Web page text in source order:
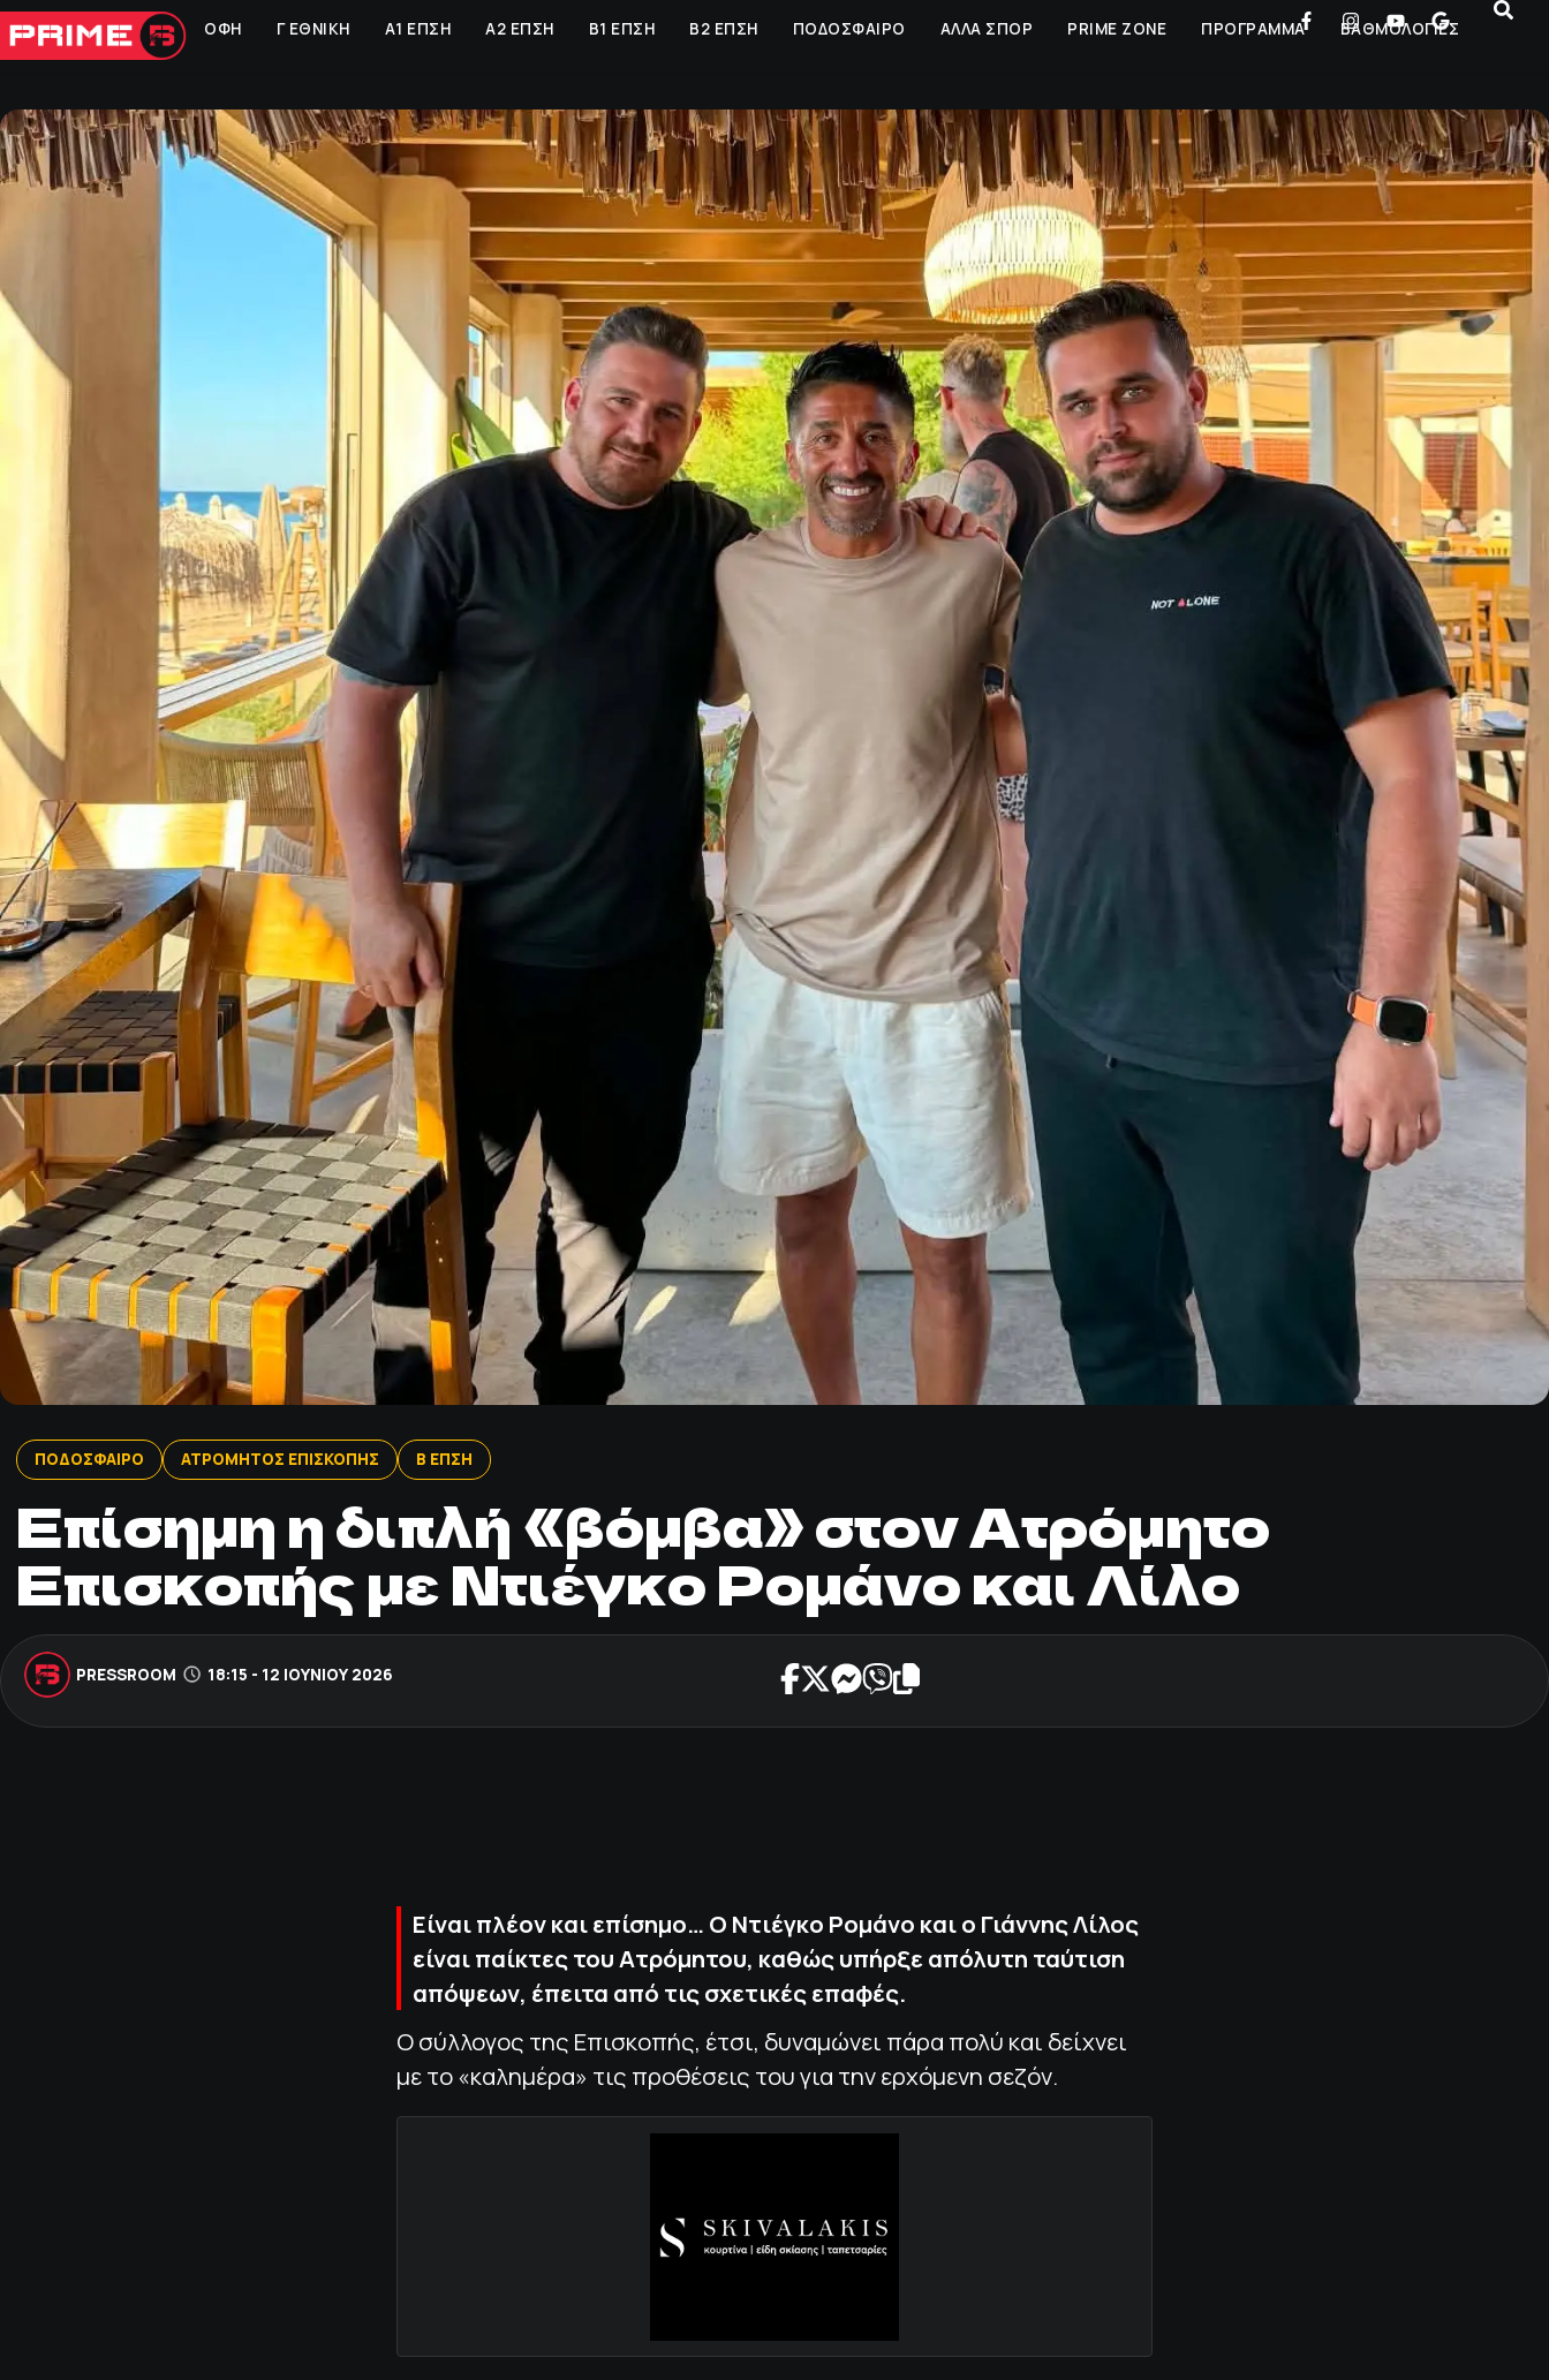
ΟΦΗ Γ ΕΘΝΙΚΗ Α1 ΕΠΣΗ Α2 ΕΠΣΗ Β1 ΕΠΣΗ Β2 ΕΠΣΗ ΠΟΔΟΣΦΑΙΡΟ ΑΛΛΑ ΣΠΟΡ PRIME ZONE ΠΡΟΓΡΑΜΜΑ ΒΑΘΜΟΛΟΓΙΕΣ
ΠΟΔΟΣΦΑΙΡΟ ΑΤΡΟΜΗΤΟΣ ΕΠΙΣΚΟΠΗΣ Β ΕΠΣΗ
Επίσημη η διπλή «βόμβα» στον Ατρόμητο
Επισκοπής με Ντιέγκο Ρομάνο και Λίλο
PRESSROOM 18:15 - 12 ΙΟΥΝΊΟΥ 2026
Είναι πλέον και επίσημο… Ο Ντιέγκο Ρομάνο και ο Γιάννης Λίλος
είναι παίκτες του Ατρόμητου, καθώς υπήρξε απόλυτη ταύτιση
απόψεων, έπειτα από τις σχετικές επαφές.
Ο σύλλογος της Επισκοπής, έτσι, δυναμώνει πάρα πολύ και δείχνει
με το «καλημέρα» τις προθέσεις του για την ερχόμενη σεζόν.